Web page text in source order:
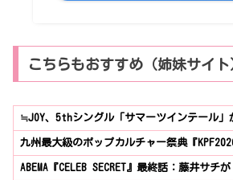
こちらもおすすめ（姉妹サイト
≒JOY、5thシングル「サマーツインテール
九州最大級のポップカルチャー祭典『
ABEMA『CELEB SECRET』最終話：藤井サチ